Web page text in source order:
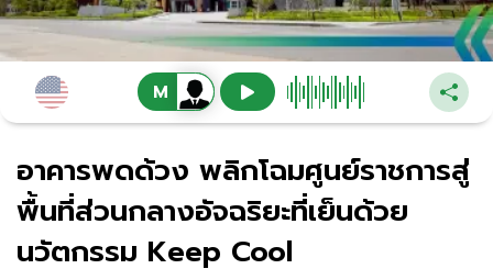
อาคารพดด้วง พลิกโฉมศูนย์ราชการสู่
พื้นที่ส่วนกลางอัจฉริยะที่เย็นด้วย
นวัตกรรม Keep Cool